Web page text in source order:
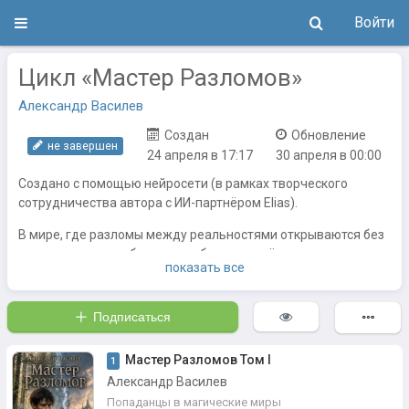
Войти
Цикл «Мастер Разломов»
Александр Василев
не завершен
Создан
24 апреля в 17:17
Обновление
30 апреля в 00:00
Создано с помощью нейросети (в рамках творческого
сотрудничества автора с ИИ-партнёром Elias).
В мире, где разломы между реальностями открываются без
предупреждения, беднякам обычно остаётся только одно —
Макар Лютов был вором, драчуном и браконьером из
беднейшего квартала областного города. Его подстрелили
мясо для больной матери и младшего брата.
Но в умирающем теле очнулась душа старого инженера из
показать все
Подписаться
1
Мастер Разломов Том I
Александр Василев
Попаданцы в магические миры